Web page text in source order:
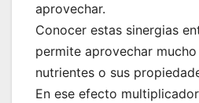
aprovechar.
Conocer estas sinergias
permite aprovechar
nutrientes o sus
En ese efecto